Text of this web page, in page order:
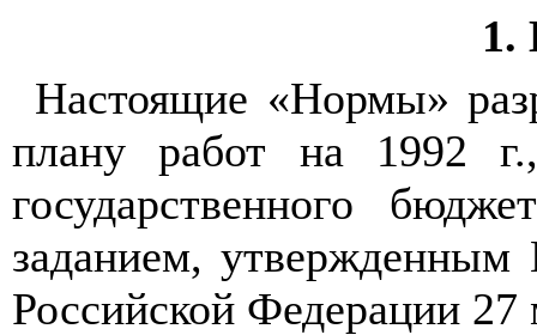
Настоящие «Нормы»
плану работ на 1992
государственного
заданием, утвержденным
Российской Федерации 27